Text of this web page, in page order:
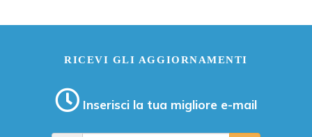
RICEVI GLI AGGIORNAMENTI
Inserisci la tua migliore e-mail